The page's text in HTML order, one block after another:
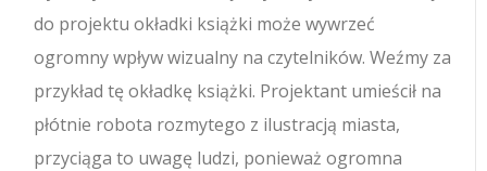
do projektu okładki książki może wywrzeć
ogromny wpływ wizualny na czytelników. Weźmy za
przykład tę okładkę książki. Projektant umieścił na
płótnie robota rozmytego z ilustracją miasta,
przyciąga to uwagę ludzi, ponieważ ogromna